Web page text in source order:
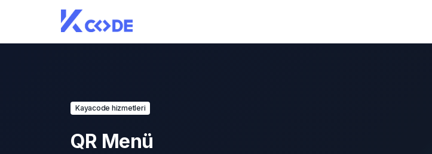
Kayacode hizmetleri
QR Menü